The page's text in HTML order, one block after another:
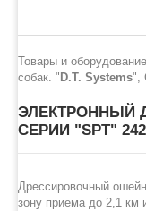
Товары и
собак. " D.T. Systems",
ЭЛЕКТРОННЫЙ
СЕРИИ "SPТ"
Дрессировочный
зону приема до 2,1 км